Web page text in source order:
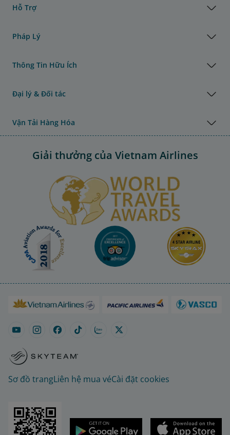
Hỗ Trợ
Pháp Lý
Thông Tin Hữu Ích
Đại lý & Đối tác
Vận Tải Hàng Hóa
Giải thưởng của Vietnam Airlines
Sơ đồ trangLiên hệ mua véCài đặt cookies